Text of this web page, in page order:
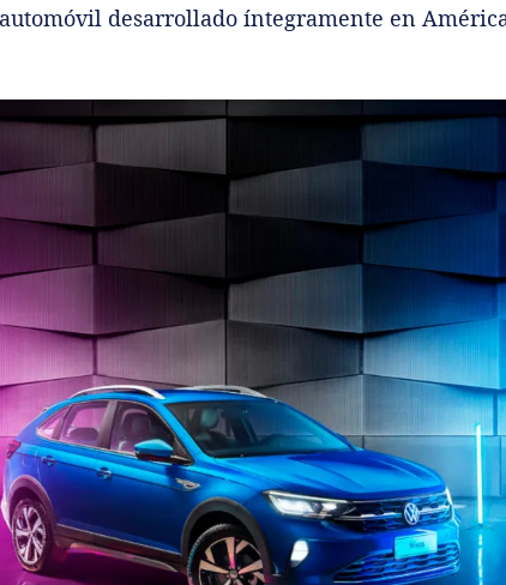
desarrollado íntegramente en